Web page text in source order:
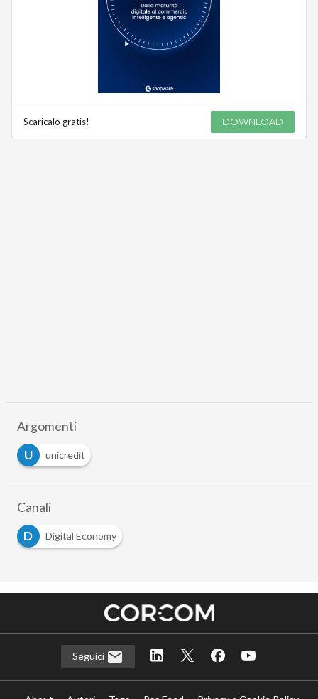
Scaricalo gratis! DOWNLOAD
Argomenti
U
unicredit
Canali
D
Digital Economy
Seguici